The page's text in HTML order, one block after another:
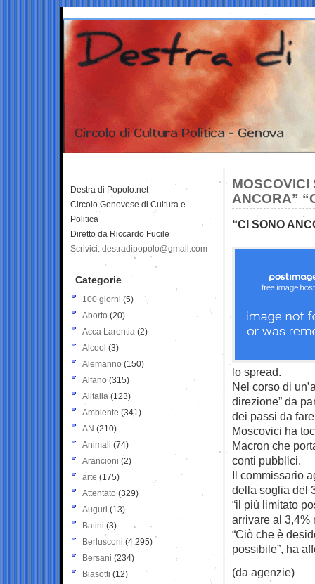
ANCORA”
“CI SONO
lo spread.
Nel corso di
direzione” da
dei passi da
Moscovici ha
Macron che
conti pubblici.
Il commissario
della soglia del
“il più limitato
arrivare al 3,4%
“Ciò che è
possibile”, ha
(da agenzie)
Destra di Popolo.net
Circolo Genovese di Cultura e
Politica
Diretto da Riccardo Fucile
Scrivici: destradipopolo@gmail.com
Categorie
100 giorni (5)
Aborto (20)
Acca Larentia (2)
Alcool (3)
Alemanno (150)
Alfano (315)
Alitalia (123)
Ambiente (341)
AN (210)
Animali (74)
Arancioni (2)
arte (175)
Attentato (329)
Auguri (13)
Batini (3)
Berlusconi (4.295)
Bersani (234)
Biasotti (12)